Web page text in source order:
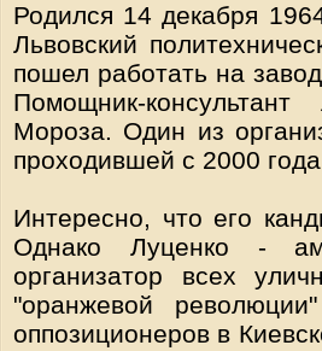
Родился 14 декабря
Львовский
пошел работать на
Помощник-
Мороза. Один из
проходившей с 2000
Интересно, что его
Однако Луценко -
организатор всех
"оранжевой
оппозиционеров в